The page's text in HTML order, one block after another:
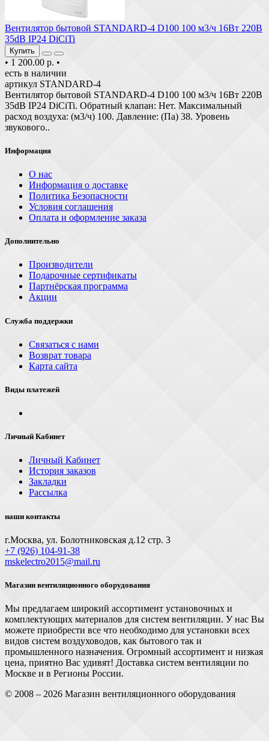
Вентилятор бытовой STANDARD-4 D100 100 м3/ч 16Вт 220В
35dB IP24 DiCiTi
Купить
• 1 200.00 р. •
есть в наличии
артикул STANDARD-4
Вентилятор бытовой STANDARD-4 D100 100 м3/ч 16Вт 220В
35dB IP24 DiCiTi. Обратный клапан: Нет. Максимальный
расход воздуха: (м3/ч) 100. Давление: (Па) 38. Уровень
звукового..
Информация
О нас
Информация о доставке
Политика Безопасности
Условия соглашения
Оплата и оформление заказа
Дополнительно
Производители
Подарочные сертификаты
Партнёрская программа
Акции
Служба поддержки
Связаться с нами
Возврат товара
Карта сайта
Виды платежей
Личный Кабинет
Личный Кабинет
История заказов
Закладки
Рассылка
наши контакты
г.Москва, ул. Болотниковская д.12 стр. 3
+7 (926) 104-91-З8
mskelectro2015@mail.ru
Магазин вентиляционного оборудования
Мы предлагаем широкий ассортимент установочных и
комплектующих материалов для систем вентиляции. У нас Вы
можете приобрести все что необходимо для установки всех
видов систем воздуховодов, как бытового так и
промышленного назначения. Огромный ассортимент и низкая
цена, приятно Вас удивят! Доставка систем вентиляции по
Москве и в Регионы России.
© 2008 – 2026 Магазин вентиляционного оборудования